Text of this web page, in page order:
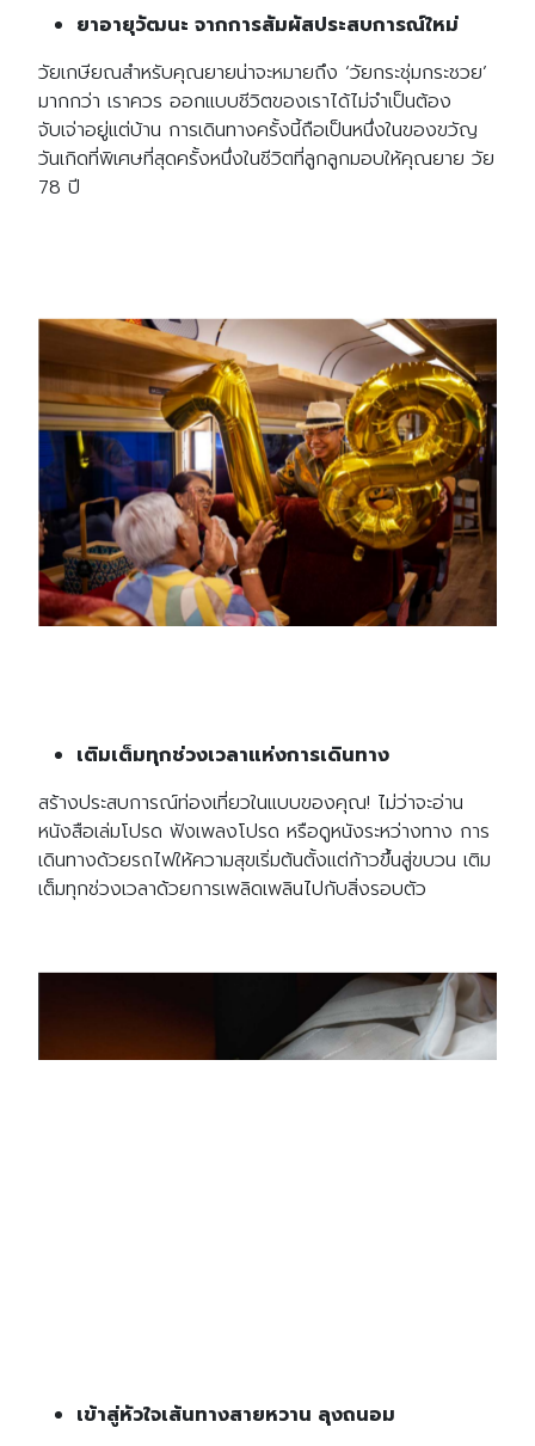
ยาอายุวัฒนะ จากการสัมผัสประสบการณ์ใหม่
วัยเกษียณสำหรับคุณยายน่าจะหมายถึง ‘วัยกระชุ่มกระชวย’
มากกว่า เราควร ออกแบบชีวิตของเราได้ไม่จำเป็นต้อง
จับเจ่าอยู่แต่บ้าน การเดินทางครั้งนี้ถือเป็นหนึ่งในของขวัญ
วันเกิดที่พิเศษที่สุดครั้งหนึ่งในชีวิตที่ลูกลูกมอบให้คุณยาย วัย
78 ปี
เติมเต็มทุกช่วงเวลาแห่งการเดินทาง
สร้างประสบการณ์ท่องเที่ยวในแบบของคุณ! ไม่ว่าจะอ่าน
หนังสือเล่มโปรด ฟังเพลงโปรด หรือดูหนังระหว่างทาง การ
เดินทางด้วยรถไฟให้ความสุขเริ่มต้นตั้งแต่ก้าวขึ้นสู่ขบวน เติม
เต็มทุกช่วงเวลาด้วยการเพลิดเพลินไปกับสิ่งรอบตัว
เข้าสู่หัวใจเส้นทางสายหวาน ลุงถนอม